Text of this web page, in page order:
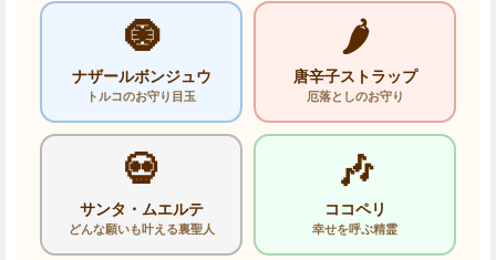
🧿
ナザールボンジュウ
トルコのお守り目玉
🌶️
唐辛子ストラップ
厄落としのお守り
💀
サンタ・ムエルテ
どんな願いも叶える裏聖人
🎶
ココペリ
幸せを呼ぶ精霊